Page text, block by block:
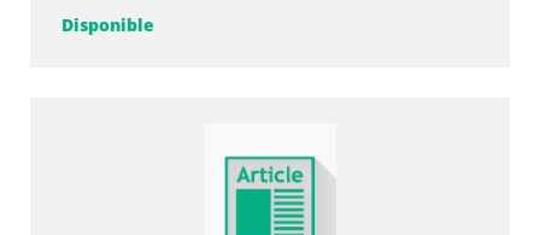
Disponible